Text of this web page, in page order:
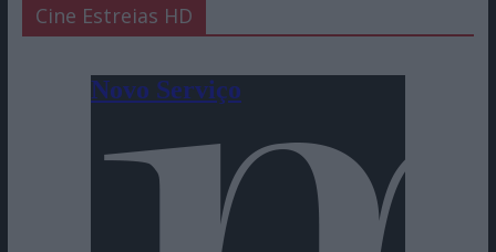
Cine Estreias HD